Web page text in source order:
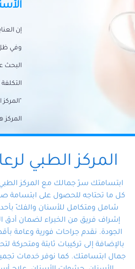
إن
وفي ظل
البحث
في أيد
المركز الطبي
ابتسامتك سرّ جمالك مع المركز الطبي
كل ما تحتاجه للحصول على ابتسامة
شامل ومتكامل للأسنان والفكّ
إشراف فريق من الخبراء لضمان أدق
الجودة. نقدم جراحات فورية وعامة
بالإضافة إلى تركيبات ثابتة ومتحركة
جمال ابتسامتك. كما نوفر خدمات